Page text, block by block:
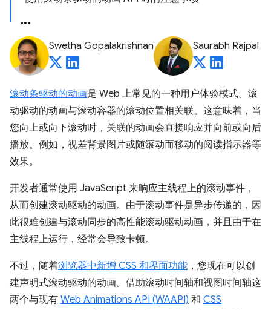
Swetha Gopalakrishnan Saurabh Rajpal
滚动条驱动的动画是 Web 上常见的一种用户体验模式。滚
动驱动的动画与滚动容器的滚动位置相关联。这意味着，当
您向上或向下滚动时，关联的动画会直接响应并向前或向后
播放。例如，视差背景图片或随滚动而移动的阅读指示器等
效果。
开发者通常使用 JavaScript 来响应主线程上的滚动事件，
从而创建滚动驱动的动画。由于滚动事件是异步传递的，因
此很难创建与滚动同步的高性能滚动驱动动画，并且由于在
主线程上运行，经常会导致卡顿。
不过，随着浏览器中新增 CSS 和界面功能 ，您现在可以创
建声明式滚动驱动的动画。借助滚动时间轴和视图时间轴这
两个与现有 Web Animations API (WAAPI) 和 CSS